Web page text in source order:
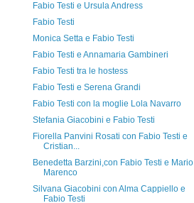
Fabio Testi e Ursula Andress
Fabio Testi
Monica Setta e Fabio Testi
Fabio Testi e Annamaria Gambineri
Fabio Testi tra le hostess
Fabio Testi e Serena Grandi
Fabio Testi con la moglie Lola Navarro
Stefania Giacobini e Fabio Testi
Fiorella Panvini Rosati con Fabio Testi e
Cristian...
Benedetta Barzini,con Fabio Testi e Mario
Marenco
Silvana Giacobini con Alma Cappiello e
Fabio Testi